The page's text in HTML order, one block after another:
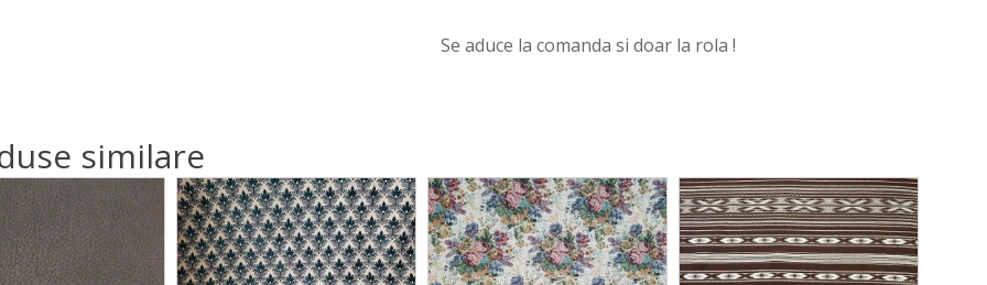
Se aduce la comanda si doar la rola !
similare